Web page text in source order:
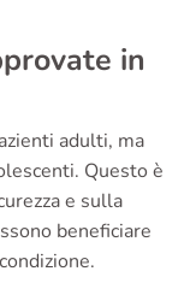
in
adulti, ma
Questo è
e sulla
beneficiare